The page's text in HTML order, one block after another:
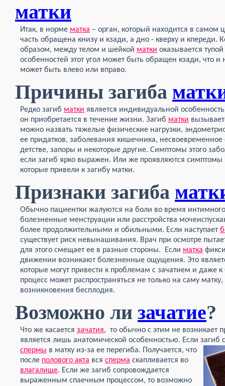
матки
Итак, в норме матка – орган, который находится в самом
часть обращена книзу и кзади, а дно - кверху и кпереди.
образом, между телом и шейкой матки оказывается
особенностей этот угол может быть обращен кзади, что
может быть влево или вправо.
Причины загиба
Редко загиб матки является индивидуальной
он приобретается в течение жизни. Загиб матки
можно назвать тяжелые физические нагрузки,
ее придатков, заболевания кишечника,
детстве, запоры и некоторые другие. Симптомы этого
если загиб ярко выражен. Или же проявляются симптомы
которые привели к загибу матки.
Признаки загиба
Обычно пациентки жалуются на боли во время
болезненные менструации или расстройства
более продолжительными и обильными. Если наступает
существует риск невынашивания. Врач при осмотре
для этого смещает ее в разные стороны. Если матка
движении возникают болезненные ощущения. Это
которые могут привести к проблемам с зачатием и даже
процесс может распространяться не только на саму
возникновения бесплодия.
Возможно ли зачатие?
Что же касается зачатия, то обычно с этим не возникает
является лишь анатомической особенностью. Если загиб
спермы в матку из-за ее перегиба. Получается, что
после полового акта вся сперма скапливается во
влагалище. Если же загиб сопровождается
выраженным спаечным процессом, то возможно